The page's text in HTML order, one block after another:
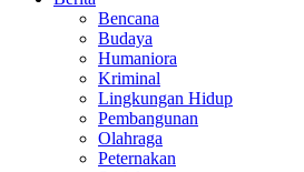
Bencana
Budaya
Humaniora
Kriminal
Lingkungan Hidup
Pembangunan
Olahraga
Peternakan